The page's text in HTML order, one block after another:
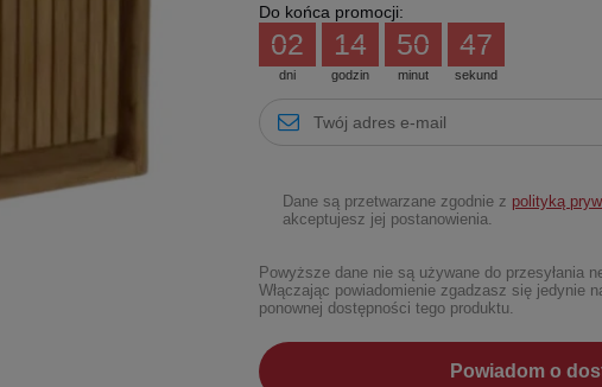
Do końca promocji:
dni
02
godzin
14
minut
50
sekund
46
Dane są przetwarzane zgodnie z polityką
akceptujesz jej postanowienia.
Powyższe dane nie są używane do przesyłania
Włączając powiadomienie zgadzasz się jedynie
ponownej dostępności tego produktu.
Powiadom o